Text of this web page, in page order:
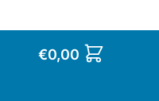
€0,00